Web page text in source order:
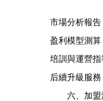
市場分析報告
盈利模型測算
培訓與運營指
后續升級服
六、加